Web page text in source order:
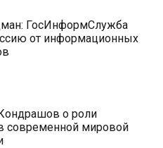
ГосИнформСлужба
от информационных
о роли
современной мировой